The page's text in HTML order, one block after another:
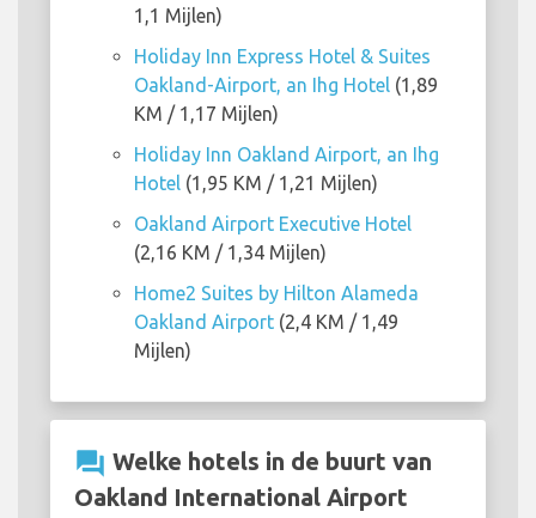
1,1 Mijlen)
Holiday Inn Express Hotel & Suites
Oakland-Airport, an Ihg Hotel (1,89
KM / 1,17 Mijlen)
Holiday Inn Oakland Airport, an Ihg
Hotel (1,95 KM / 1,21 Mijlen)
Oakland Airport Executive Hotel
(2,16 KM / 1,34 Mijlen)
Home2 Suites by Hilton Alameda
Oakland Airport (2,4 KM / 1,49
Mijlen)
question_answer Welke hotels in de buurt van
Oakland International Airport